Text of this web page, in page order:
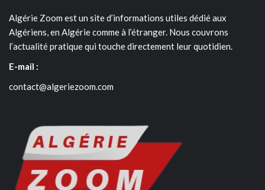
Algérie Zoom est un site d’informations utiles dédié aux
Algériens, en Algérie comme à l’étranger. Nous couvrons
l’actualité pratique qui touche directement leur quotidien.
E-mail :
contact@algeriezoom.com